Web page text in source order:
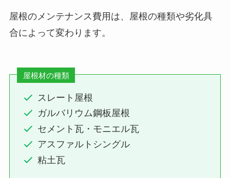
屋根のメンテナンス費用は、屋根の種類や劣化具
合によって変わります。
屋根材の種類
スレート屋根
ガルバリウム鋼板屋根
セメント瓦・モニエル瓦
アスファルトシングル
粘土瓦